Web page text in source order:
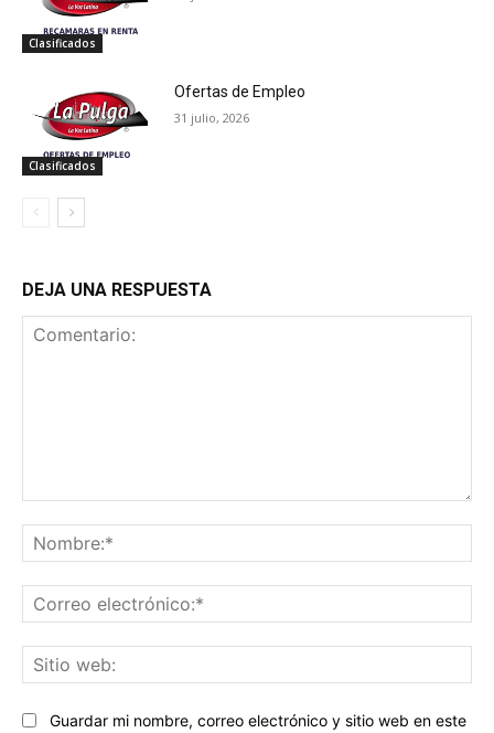
Clasificados
Clasificados
Ofertas de Empleo
31 julio, 2026
DEJA UNA RESPUESTA
Guardar mi nombre, correo electrónico y sitio web en este